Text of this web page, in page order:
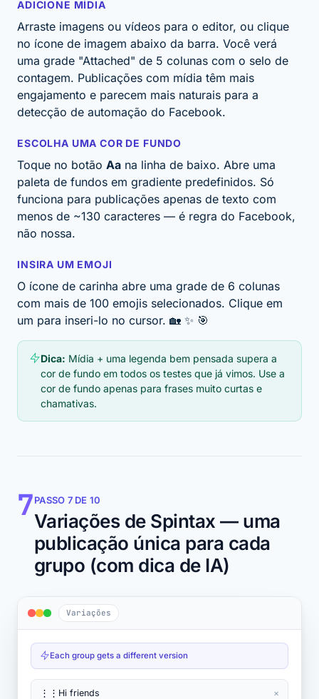
ADICIONE MÍDIA
Arraste imagens ou vídeos para o editor, ou clique
no ícone de imagem abaixo da barra. Você verá
uma grade "Attached" de 5 colunas com o selo de
contagem. Publicações com mídia têm mais
engajamento e parecem mais naturais para a
detecção de automação do Facebook.
ESCOLHA UMA COR DE FUNDO
Toque no botão Aa na linha de baixo. Abre uma
paleta de fundos em gradiente predefinidos. Só
funciona para publicações apenas de texto com
menos de ~130 caracteres — é regra do Facebook,
não nossa.
INSIRA UM EMOJI
O ícone de carinha abre uma grade de 6 colunas
com mais de 100 emojis selecionados. Clique em
um para inseri-lo no cursor. 🏡 ✨ 🎯
Dica: Mídia + uma legenda bem pensada supera a
cor de fundo em todos os testes que já vimos. Use a
cor de fundo apenas para frases muito curtas e
chamativas.
7PASSO 7 DE 10
Variações de Spintax — uma
publicação única para cada
grupo (com dica de IA)
Variações
Each group gets a different version
⋮⋮ Hi friends ×